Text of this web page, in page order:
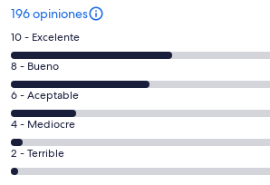
196 opiniones
Evaluación:
10
-
Excelente.
83
de
196
opiniones
10 - Excelente
Evaluación:
8
-
Bueno.
70
de
8 - Bueno
Evaluación:
6
-
Aceptable.
34
6 - Aceptable
Evaluación:
4
-
4 - Mediocre
Evaluación:
2
2 - Terrible